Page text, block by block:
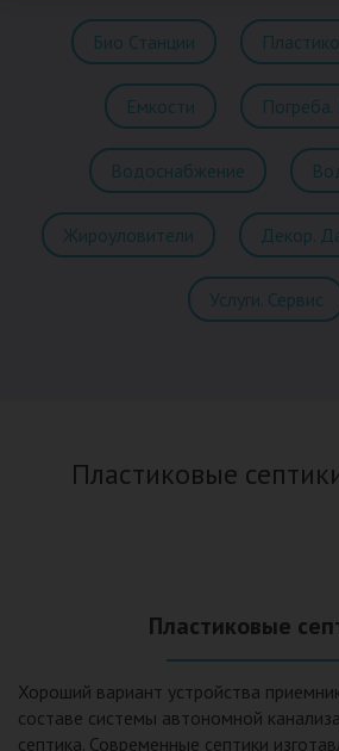
Био Станции
Емкости
Водоснабжение
Жироуловители Декор.
Услуги. Сервис
Пластиковые
Пластиковые
Хороший вариант устройства
составе системы автономной
септика. Современные септики